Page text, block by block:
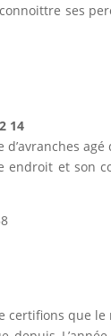
ses
14
d’avranches
endroit et son
certifions que